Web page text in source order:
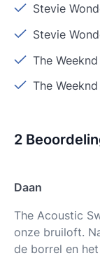
Stevie
Stevie
The Weeknd
The Weeknd
2
Daan
The Acoustic
onze bruiloft.
de borrel en